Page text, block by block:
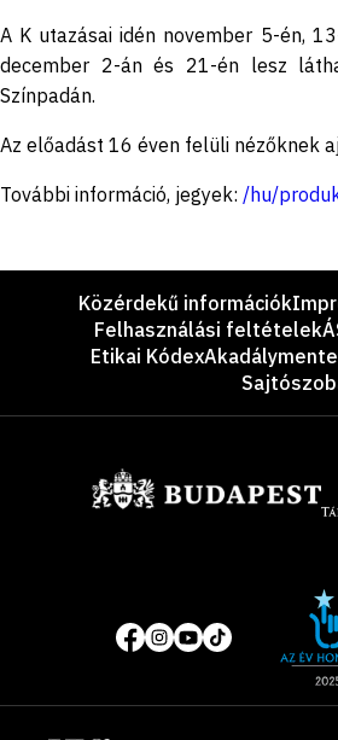
A K utazásai idén november 5-én,
december 2-án és 21-én lesz
Színpadán.
Az előadást 16 éven felüli nézőknek
További információ, jegyek: /hu/
LáblécKözérdekű információk
Felhasználási feltételek
Etikai Kódex
Közösségi
média
oldalak
of
year